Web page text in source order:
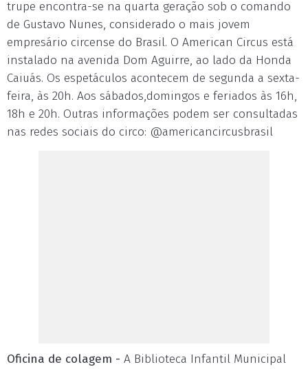
trupe encontra-se na quarta geração sob o comando
de Gustavo Nunes, considerado o mais jovem
empresário circense do Brasil. O American Circus está
instalado na avenida Dom Aguirre, ao lado da Honda
Caiuás. Os espetáculos acontecem de segunda a sexta-
feira, às 20h. Aos sábados,domingos e feriados às 16h,
18h e 20h. Outras informações podem ser consultadas
nas redes sociais do circo: @americancircusbrasil
Oficina de colagem - A Biblioteca Infantil Municipal